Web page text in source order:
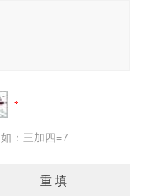
：三加四=7